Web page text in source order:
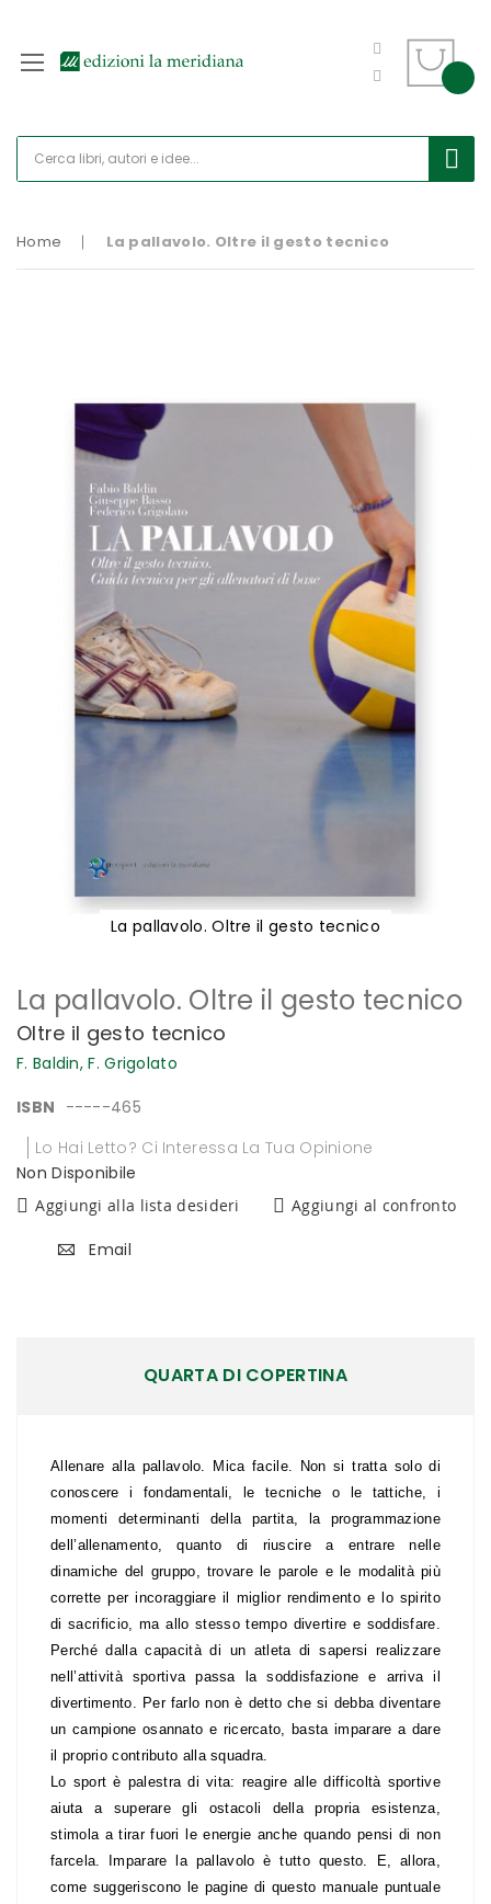
Home La pallavolo. Oltre il gesto tecnico
La pallavolo. Oltre il gesto tecnico
Oltre il gesto tecnico
F. Baldin,F. Grigolato
ISBN -----465
Lo Hai Letto? Ci Interessa La Tua Opinione
Non Disponibile
Aggiungi alla lista desideri Aggiungi al confronto
Email
La pallavolo. Oltre il gesto tecnico
all'inizio
galleria
di
QUARTA DI COPERTINA
Allenare alla pallavolo. Mica facile. Non si tratta solo di
conoscere i fondamentali, le tecniche o le tattiche, i
momenti determinanti della partita, la programmazione
dell’allenamento, quanto di riuscire a entrare nelle
dinamiche del gruppo, trovare le parole e le modalità più
corrette per incoraggiare il miglior rendimento e lo spirito
di sacrificio, ma allo stesso tempo divertire e soddisfare.
Perché dalla capacità di un atleta di sapersi realizzare
nell’attività sportiva passa la soddisfazione e arriva il
divertimento. Per farlo non è detto che si debba diventare
un campione osannato e ricercato, basta imparare a dare
il proprio contributo alla squadra.
Lo sport è palestra di vita: reagire alle difficoltà sportive
aiuta a superare gli ostacoli della propria esistenza,
stimola a tirar fuori le energie anche quando pensi di non
farcela. Imparare la pallavolo è tutto questo.
E, allora,
come suggeriscono le pagine di questo manuale puntuale